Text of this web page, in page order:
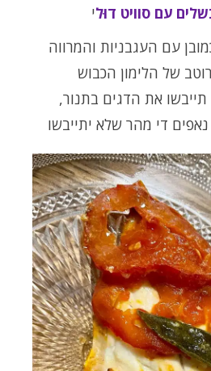
עם סוויט דוּלי
עם העגבניות והמרווה
של הלימון הכבוש
את הדגים בתנור,
די מהר שלא יתייבשו